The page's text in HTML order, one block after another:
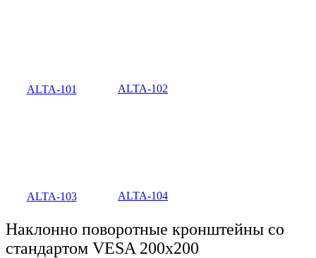
ALTA-101 ALTA-102
ALTA-103 ALTA-104
Наклонно поворотные кронштейны со
стандартом VESA 200x200